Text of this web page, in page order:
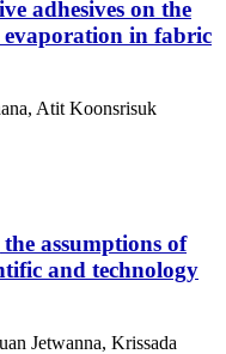
adhesives on the
in fabric
Atit Koonsrisuk
assumptions of
and technology
Jetwanna, Krissada